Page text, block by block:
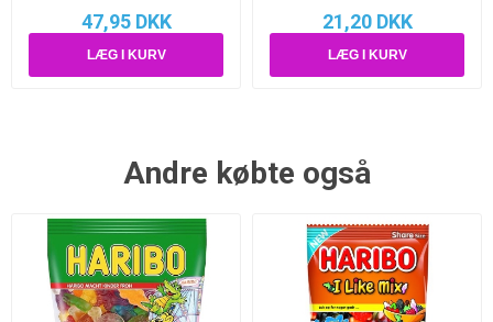
47,95 DKK 21,20 DKK
Andre købte også